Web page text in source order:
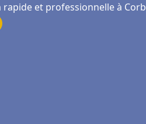
et professionnelle à